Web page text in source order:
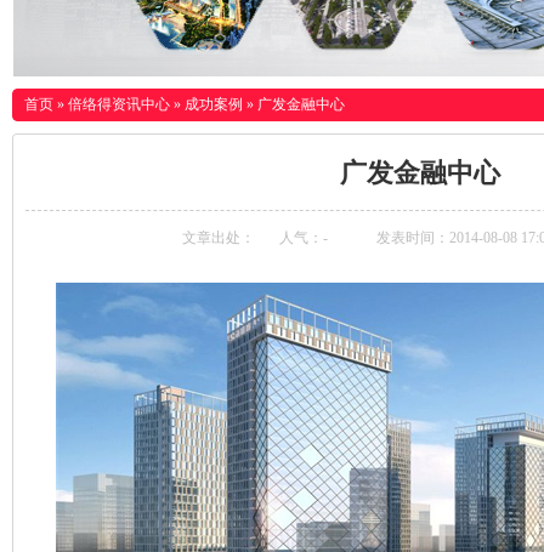
首页 » 倍络得资讯中心 » 成功案例 » 广发金融中心
广发金融中心
文章出处： 人气： - 发表时间：2014-08-08